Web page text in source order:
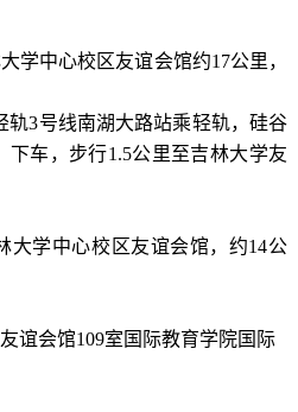
学中心校区友谊会馆约17公里，
轨3号线南湖大路站乘轻轨，硅谷
下车，步行1.5公里至吉林大学友
大学中心校区友谊会馆，约14公
谊会馆109室国际教育学院国际